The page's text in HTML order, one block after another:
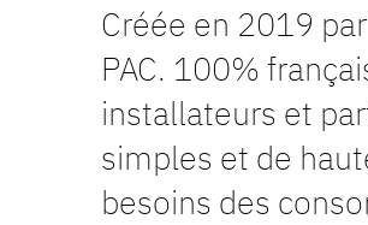
Créée en 2019
PAC. 100%
installateurs et
simples et de
besoins des